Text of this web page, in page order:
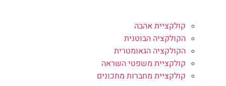
קולקציית אהבה
הקולקציה הבוטנית
הקולקציה הגאומטרית
קולקציית משפטי השראה
קולקציית מחברות מתכונים